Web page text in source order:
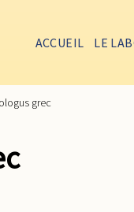
ACCUEIL LE
grec